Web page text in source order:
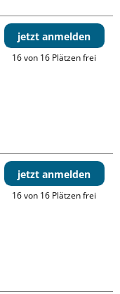
jetzt anmelden
16 von 16 Plätzen frei
jetzt anmelden
16 von 16 Plätzen frei